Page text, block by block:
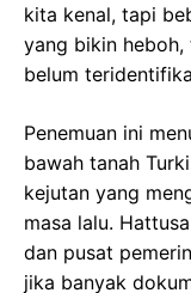
kita kenal, tapi
yang bikin
belum
Penemuan ini
bawah tanah
kejutan yang
masa lalu.
dan pusat
jika banyak